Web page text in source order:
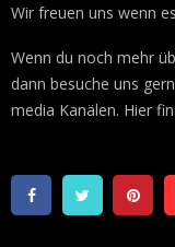
Wir freuen uns wenn
Wenn du noch mehr
dann besuche uns
media Kanälen. Hier